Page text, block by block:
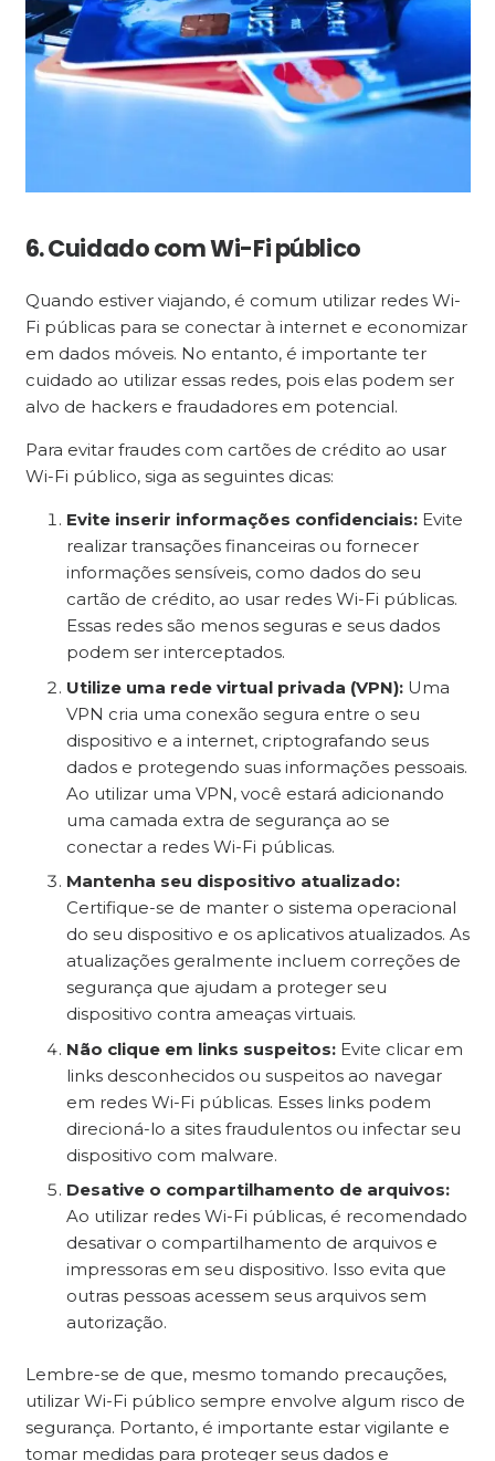
6. Cuidado com Wi-Fi público
Quando estiver viajando, é comum utilizar redes Wi-
Fi públicas para se conectar à internet e economizar
em dados móveis. No entanto, é importante ter
cuidado ao utilizar essas redes, pois elas podem ser
alvo de hackers e fraudadores em potencial.
Para evitar fraudes com cartões de crédito ao usar
Wi-Fi público, siga as seguintes dicas:
Evite inserir informações confidenciais: Evite
realizar transações financeiras ou fornecer
informações sensíveis, como dados do seu
cartão de crédito, ao usar redes Wi-Fi públicas.
Essas redes são menos seguras e seus dados
podem ser interceptados.
Utilize uma rede virtual privada (VPN): Uma
VPN cria uma conexão segura entre o seu
dispositivo e a internet, criptografando seus
dados e protegendo suas informações pessoais.
Ao utilizar uma VPN, você estará adicionando
uma camada extra de segurança ao se
conectar a redes Wi-Fi públicas.
Mantenha seu dispositivo atualizado:
Certifique-se de manter o sistema operacional
do seu dispositivo e os aplicativos atualizados. As
atualizações geralmente incluem correções de
segurança que ajudam a proteger seu
dispositivo contra ameaças virtuais.
Não clique em links suspeitos: Evite clicar em
links desconhecidos ou suspeitos ao navegar
em redes Wi-Fi públicas. Esses links podem
direcioná-lo a sites fraudulentos ou infectar seu
dispositivo com malware.
Desative o compartilhamento de arquivos:
Ao utilizar redes Wi-Fi públicas, é recomendado
desativar o compartilhamento de arquivos e
impressoras em seu dispositivo. Isso evita que
outras pessoas acessem seus arquivos sem
autorização.
Lembre-se de que, mesmo tomando precauções,
utilizar Wi-Fi público sempre envolve algum risco de
segurança. Portanto, é importante estar vigilante e
tomar medidas para proteger seus dados e